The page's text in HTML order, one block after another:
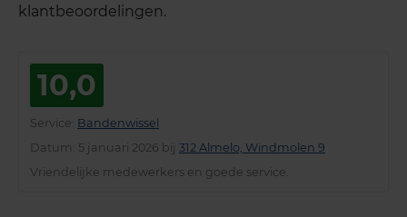
klantbeoordelingen.
10,0
Service Bandenwissel
Datum : 5 januari 2026 bij 312 Almelo, Windmolen 9
Vriendelijke medewerkers en goede service.